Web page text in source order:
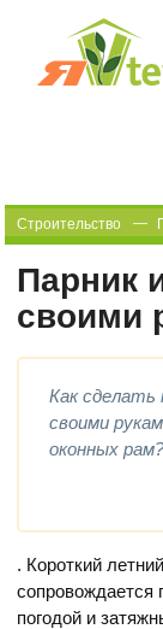
Строительство
Парник
своими
Как сделать
своими
оконных
. Короткий
сопровождается
погодой и